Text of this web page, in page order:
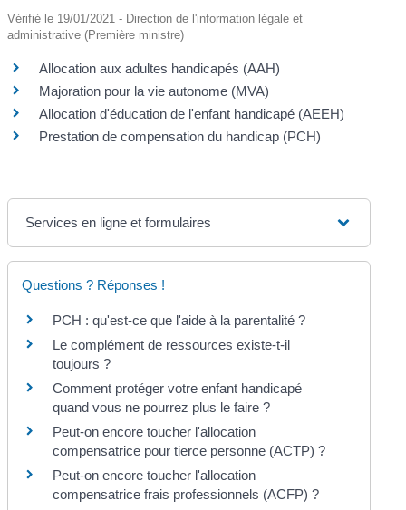
Vérifié le 19/01/2021 - Direction de l'information légale et
administrative (Première ministre)
Allocation aux adultes handicapés (AAH)
Majoration pour la vie autonome (MVA)
Allocation d'éducation de l'enfant handicapé (AEEH)
Prestation de compensation du handicap (PCH)
Services en ligne et formulaires
Questions ? Réponses !
PCH : qu'est-ce que l'aide à la parentalité ?
Le complément de ressources existe-t-il
toujours ?
Comment protéger votre enfant handicapé
quand vous ne pourrez plus le faire ?
Peut-on encore toucher l'allocation
compensatrice pour tierce personne (ACTP) ?
Peut-on encore toucher l'allocation
compensatrice frais professionnels (ACFP) ?